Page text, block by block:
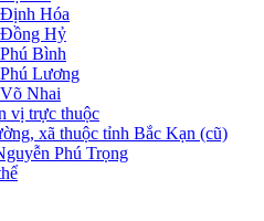
Hóa
Hỷ
Bình
Lương
Nhai
vị trực thuộc
xã thuộc tỉnh Bắc Kạn (cũ)
Phú Trọng